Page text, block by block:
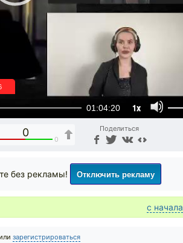
01:04:20 1x
0
0
Поделиться
без рекламы! Отключить рекламу
с начала
зарегистрироваться